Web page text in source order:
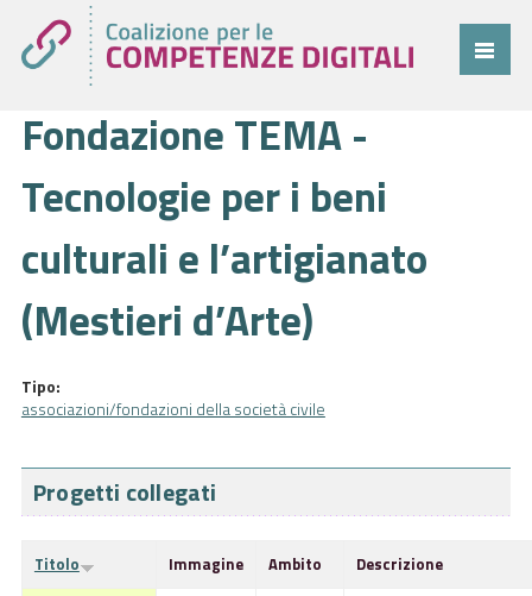
Coalizione
Comitato
Cittadini
Imprese
Cruscotto
Cittadini
Imprese
Pubblica Amministrazione
Fondazione TEMA -
Tecnologie per i beni
culturali e l’artigianato
(Mestieri d’Arte)
Tipo:
associazioni/fondazioni della società civile
Progetti collegati
Titolo Immagine Ambito Descrizione